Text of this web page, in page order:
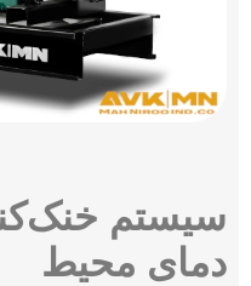
سیستم
دمای محیط